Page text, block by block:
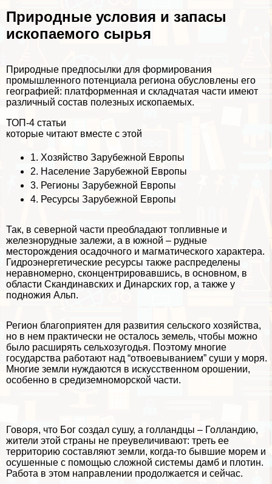
Природные условия и запасы
ископаемого сырья
Природные предпосылки для формирования
промышленного потенциала региона обусловлены его
географией: платформенная и складчатая части имеют
различный состав полезных ископаемых.
ТОП-4 статьи
которые читают вместе с этой
1. Хозяйство Зарубежной Европы
2. Население Зарубежной Европы
3. Регионы Зарубежной Европы
4. Ресурсы Зарубежной Европы
Так, в северной части преобладают топливные и
железнорудные залежи, а в южной – рудные
месторождения осадочного и магматического хаpaктера.
Гидроэнергетические ресурсы также распределены
неравномерно, сконцентрировавшись, в основном, в
области Скандинавских и Динарских гор, а также у
подножия Альп.
Регион благоприятен для развития сельского хозяйства,
но в нем пpaктически не осталось земель, чтобы можно
было расширять сельхозугодья. Поэтому многие
государства работают над “отвоевыванием” суши у моря.
Многие земли нуждаются в искусственном орошении,
особенно в средиземноморской части.
Говоря, что Бог создал сушу, а голландцы – Голландию,
жители этой страны не преувеличивают: треть ее
территорию составляют земли, когда-то бывшие морем и
осушенные с помощью сложной системы дамб и плотин.
Работа в этом направлении продолжается и сейчас.